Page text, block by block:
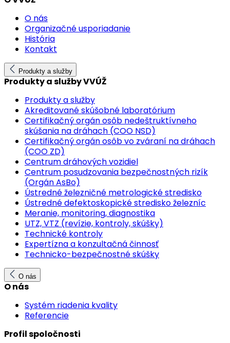
O nás
Organizačné usporiadanie
História
Kontakt
Produkty a služby
Produkty a služby VVÚŽ
Produkty a služby
Akreditované skúšobné laboratórium
Certifikačný orgán osôb nedeštruktívneho
skúšania na dráhach (COO NSD)
Certifikačný orgán osôb vo zváraní na dráhach
(COO ZD)
Centrum dráhových vozidiel
Centrum posudzovania bezpečnostných rizík
(Orgán AsBo)
Ústredné železničné metrologické stredisko
Ústredné defektoskopické stredisko železníc
Meranie, monitoring, diagnostika
UTZ, VTZ (revízie, kontroly, skúšky)
Technické kontroly
Expertízna a konzultačná činnosť
Technicko-bezpečnostné skúšky
O nás
O nás
Systém riadenia kvality
Referencie
Profil spoločnosti